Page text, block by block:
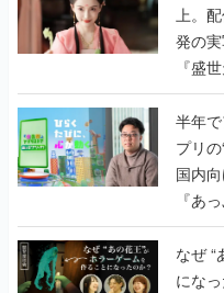
上。
発の
『盛
うこ
半年で
プリ
国内
『あ
てみた
なぜ “
になったのか？